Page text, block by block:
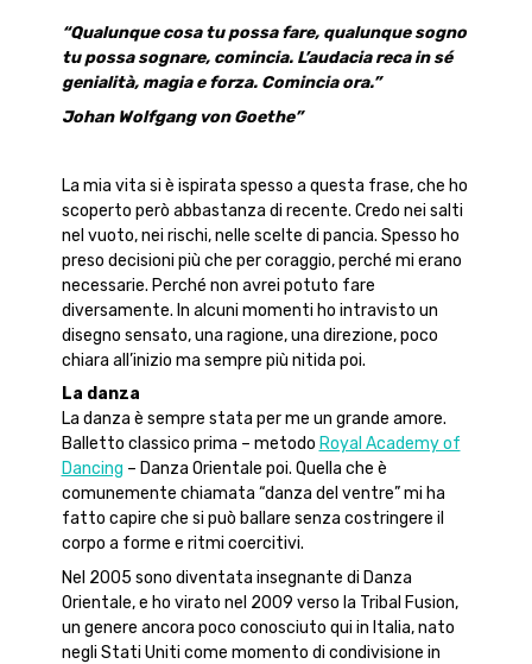
“Qualunque cosa tu possa fare, qualunque sogno
tu possa sognare, comincia. L’audacia reca in sé
genialità, magia e forza. Comincia ora.”
Johan Wolfgang von Goethe”
La mia vita si è ispirata spesso a questa frase, che ho
scoperto però abbastanza di recente. Credo nei salti
nel vuoto, nei rischi, nelle scelte di pancia. Spesso ho
preso decisioni più che per coraggio, perché mi erano
necessarie. Perché non avrei potuto fare
diversamente. In alcuni momenti ho intravisto un
disegno sensato, una ragione, una direzione, poco
chiara all’inizio ma sempre più nitida poi.
La danza
La danza è sempre stata per me un grande amore.
Balletto classico prima – metodo Royal Academy of
Dancing – Danza Orientale poi. Quella che è
comunemente chiamata “danza del ventre” mi ha
fatto capire che si può ballare senza costringere il
corpo a forme e ritmi coercitivi.
Nel 2005 sono diventata insegnante di Danza
Orientale, e ho virato nel 2009 verso la Tribal Fusion,
un genere ancora poco conosciuto qui in Italia, nato
negli Stati Uniti come momento di condivisione in